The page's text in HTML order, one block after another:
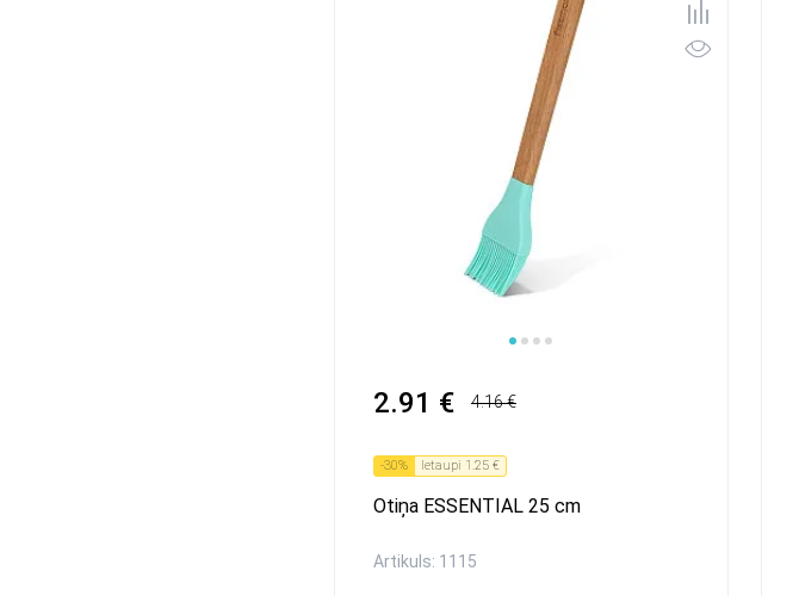
2.91 € 4.16 €
-30% Ietaupi 1.25 €
Otiņa ESSENTIAL 25 cm
Artikuls: 1115